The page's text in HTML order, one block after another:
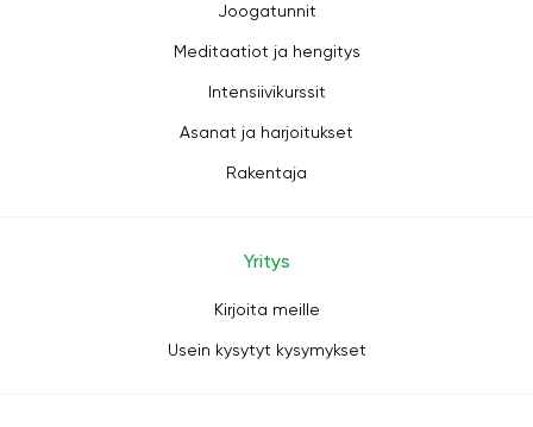
Joogatunnit
Meditaatiot ja hengitys
Intensiivikurssit
Asanat ja harjoitukset
Rakentaja
Yritys
Kirjoita meille
Usein kysytyt kysymykset